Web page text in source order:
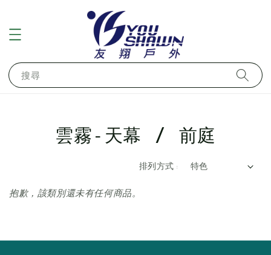
搜尋
雲霧-天幕 / 前庭
排列方式 :
抱歉，該類別還未有任何商品。